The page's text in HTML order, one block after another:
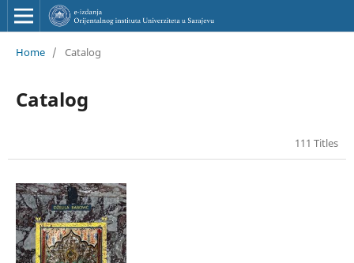
Home / Catalog
Catalog
111 Titles